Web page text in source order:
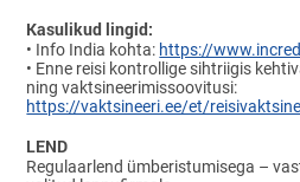
Kasulikud lingid:
• Info India kohta: https://
• Enne reisi kontrollige sihtriigis
ning vaktsineerimissoovitusi:
https://vaktsineeri.ee/et/
LEND
Regulaarlend ümberistumisega –